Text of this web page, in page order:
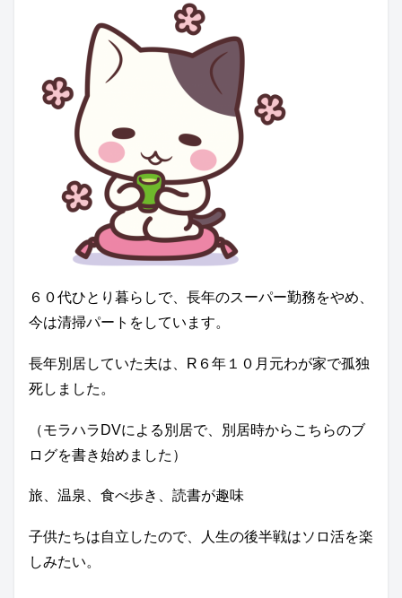
６０代ひとり暮らしで、長年のスーパー勤務をやめ、
今は清掃パートをしています。
長年別居していた夫は、R６年１０月元わが家で孤独
死しました。
（モラハラDVによる別居で、別居時からこちらのブ
ログを書き始めました）
旅、温泉、食べ歩き、読書が趣味
子供たちは自立したので、人生の後半戦はソロ活を楽
しみたい。